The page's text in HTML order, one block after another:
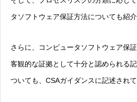
タソフトウェア保証方法についても紹介
さらに、コンピュータソフトウェア保
客観的な証拠として十分と認められる
ついても、CSAガイダンスに記述されて